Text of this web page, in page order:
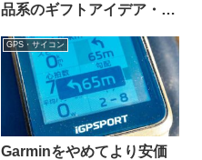
品系のギフトアイデア・お
のあるものから】
GPS・サイコン
Garminをやめてより安価